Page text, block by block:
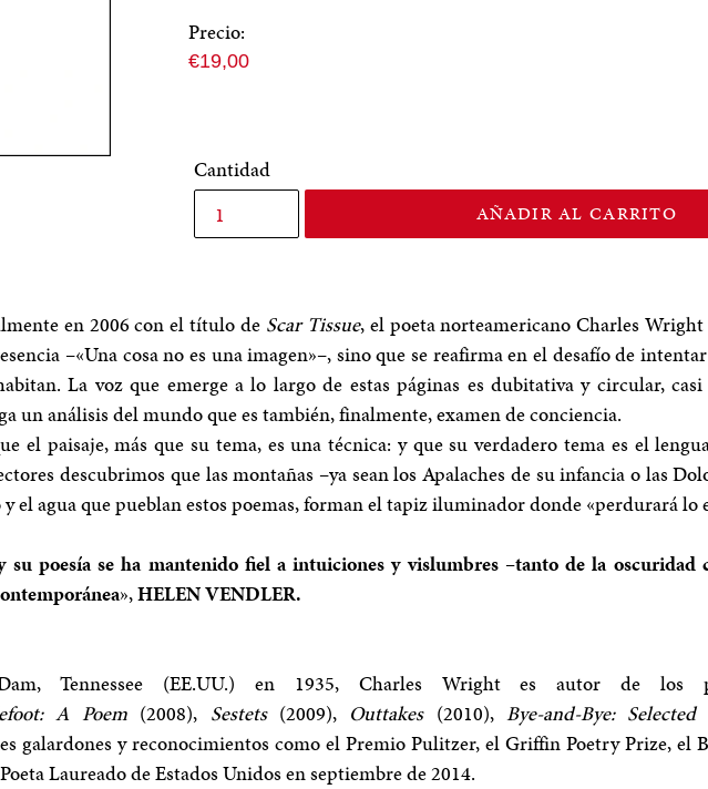
Precio:
Precio
€19,00
Cantidad
AÑADIR AL CARRITO
en 2006 con el título de Scar Tissue, el poeta norteamericano Charles
–«Una cosa no es una imagen»–, sino que se reafirma en el desafío de
La voz que emerge a lo largo de estas páginas es dubitativa y circular,
un análisis del mundo que es también, finalmente, examen de conciencia.
el paisaje, más que su tema, es una técnica: y que su verdadero tema es el
descubrimos que las montañas –ya sean los Apalaches de su infancia o las
el agua que pueblan estos poemas, forman el tapiz iluminador donde «perdurará
su poesía se ha mantenido fiel a intuiciones y vislumbres –tanto de la oscuridad
»,HELEN VENDLER.
Tennessee (EE.UU.) en 1935, Charles Wright es autor de los
A Poem(2008), Sestets(2009), Outtakes(2010),Bye-and-Bye:
galardones y reconocimientos como el Premio Pulitzer, el Griffin Poetry Prize, el
Laureado de Estados Unidos en septiembre de 2014.